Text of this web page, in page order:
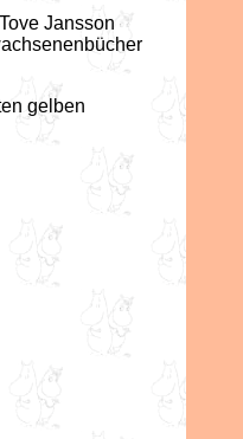
Jansson
gelben